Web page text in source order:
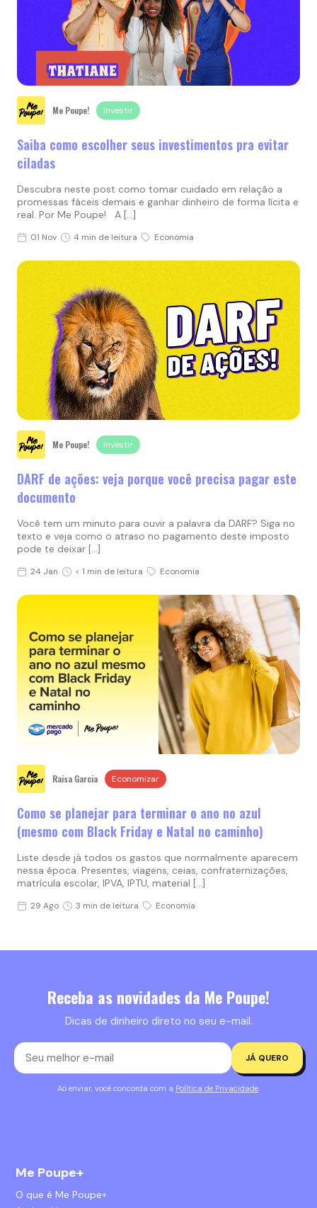
Me Poupe! Investir
Saiba como escolher seus investimentos pra evitar
ciladas
Descubra neste post como tomar cuidado em relação a
promessas fáceis demais e ganhar dinheiro de forma lícita e
real. Por Me Poupe! A […]
01 Nov 4 min de leitura Economia
Me Poupe! Investir
DARF de ações: veja porque você precisa pagar este
documento
Você tem um minuto para ouvir a palavra da DARF? Siga no
texto e veja como o atraso no pagamento deste imposto
pode te deixar […]
24 Jan < 1 min de leitura Economia
Raisa Garcia Economizar
Como se planejar para terminar o ano no azul
(mesmo com Black Friday e Natal no caminho)
Liste desde já todos os gastos que normalmente aparecem
nessa época. Presentes, viagens, ceias, confraternizações,
matrícula escolar, IPVA, IPTU, material […]
29 Ago 3 min de leitura Economia
Receba as novidades da Me Poupe!
Dicas de dinheiro direto no seu e-mail.
JÁ QUERO
Ao enviar, você concorda com a Política de Privacidade
Me Poupe+
O que é Me Poupe+